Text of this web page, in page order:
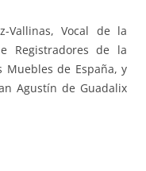
Vallinas, Vocal de la
Registradores de la
Muebles de España, y
Agustín de Guadalix